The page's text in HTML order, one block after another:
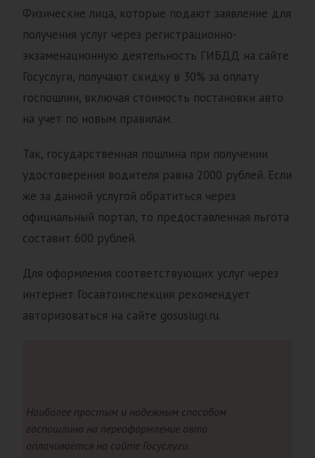
Физические лица, которые подают заявление для
получения услуг через регистрационно-
экзаменационную деятельность ГИБДД на сайте
Госуслуги, получают скидку в 30% за оплату
госпошлин, включая стоимость постановки авто
на учет по новым правилам.
Так, государственная пошлина при получении
удостоверения водителя равна 2000 рублей. Если
же за данной услугой обратиться через
официальный портал, то предоставленная льгота
составит 600 рублей.
Для оформления соответствующих услуг через
интернет Госавтоинспекция рекомендует
авторизоваться на сайте gosuslugi.ru.
Наиболее простым и надежным способом
госпошлина на переоформление авто
оплачивается на сайте Госуслуги.